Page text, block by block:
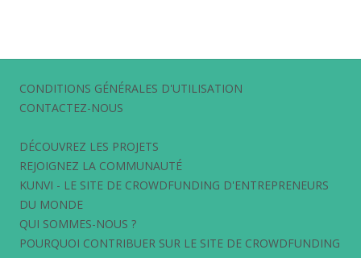
CONDITIONS GÉNÉRALES D'UTILISATION
CONTACTEZ-NOUS
DÉCOUVREZ LES PROJETS
REJOIGNEZ LA COMMUNAUTÉ
KUNVI - LE SITE DE CROWDFUNDING D'ENTREPRENEURS
DU MONDE
QUI SOMMES-NOUS ?
POURQUOI CONTRIBUER SUR LE SITE DE CROWDFUNDING